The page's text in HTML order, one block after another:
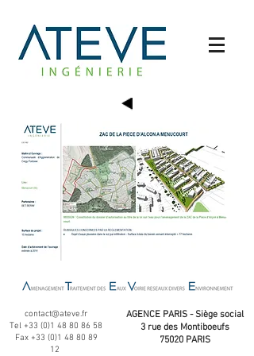
contact@ateve.fr
Tel +33 (0)1 48 80 86 58
Fax +33 (0)1 48 80 89
12
AGENCE PARIS - Siège social
3 rue des Montiboeufs
75020 PARIS